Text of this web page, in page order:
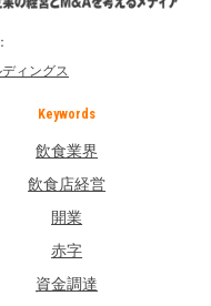
ィングス
Keywords
飲食業界
飲食店経営
開業
赤字
資金調達